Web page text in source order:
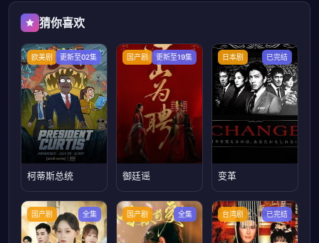
猜你喜欢
欧美剧 更新至02集
柯蒂斯总统
国产剧 更新至19集
御廷谣
日本剧 已完结
变革
国产剧 全集 国产剧 全集 台湾剧 已完结